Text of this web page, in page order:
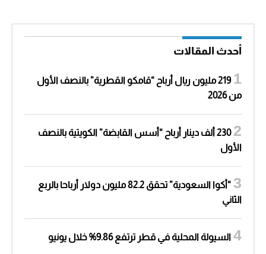
أحدث المقالات
219 مليون ريال أرباح “قامكو القطرية” بالنصف الأول
من 2026
230 ألف دينار أرباح “أسس القابضة” الكويتية بالنصف
الأول
“أكوا السعودية” تحقق 82.2 مليون دولار أرباحا بالربع
الثاني
السيولة المحلية في قطر ترتفع 9.86% خلال يونيو